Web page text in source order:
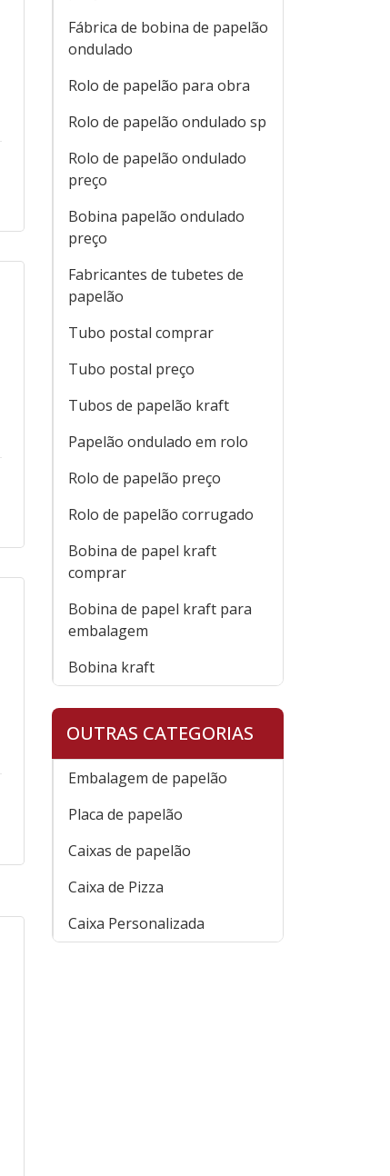
Fábrica de bobina de papelão
ondulado
Rolo de papelão para obra
Rolo de papelão ondulado sp
Rolo de papelão ondulado
preço
Bobina papelão ondulado
preço
Fabricantes de tubetes de
papelão
Tubo postal comprar
Tubo postal preço
Tubos de papelão kraft
Papelão ondulado em rolo
Rolo de papelão preço
Rolo de papelão corrugado
Bobina de papel kraft
comprar
Bobina de papel kraft para
embalagem
Bobina kraft
OUTRAS CATEGORIAS
Embalagem de papelão
Placa de papelão
Caixas de papelão
Caixa de Pizza
Caixa Personalizada